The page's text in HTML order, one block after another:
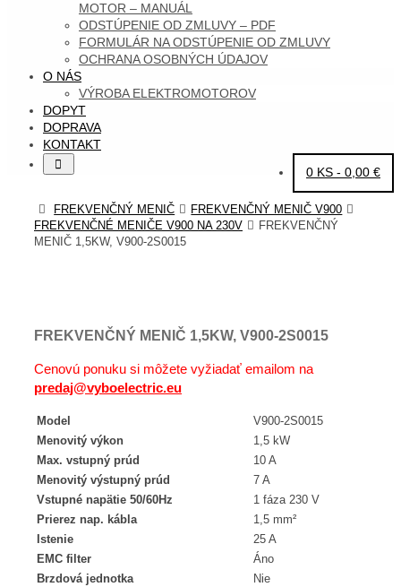
MOTOR – MANUÁL
ODSTÚPENIE OD ZMLUVY – PDF
FORMULÁR NA ODSTÚPENIE OD ZMLUVY
OCHRANA OSOBNÝCH ÚDAJOV
O NÁS
VÝROBA ELEKTROMOTOROV
DOPYT
DOPRAVA
KONTAKT
0 KS - 0,00 €
Search
for:
Search
HOMEFREKVENČNÝ MENIČ
FREKVENČNÝ MENIČ V900
FREKVENČNÉ MENIČE V900 NA 230V
FREKVENČNÝ
MENIČ 1,5KW, V900-2S0015
FREKVENČNÝ MENIČ 1,5KW, V900-2S0015
Cenovú ponuku si môžete vyžiadať emailom na
predaj@vyboelectric.eu
Model
V900-2S0015
Menovitý výkon
1,5 kW
Max. vstupný prúd
10 A
Menovitý výstupný prúd
7 A
Vstupné napätie 50/60Hz
1 fáza 230 V
Prierez nap. kábla
1,5 mm²
Istenie
25 A
EMC filter
Áno
Brzdová jednotka
Nie